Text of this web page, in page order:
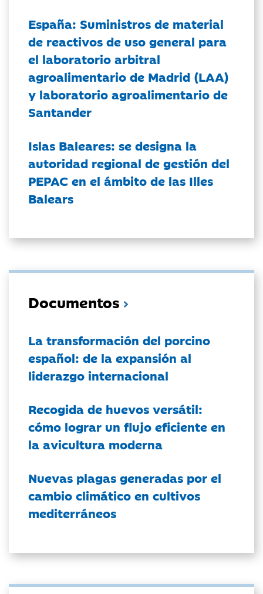
España: Suministros de material
de reactivos de uso general para
el laboratorio arbitral
agroalimentario de Madrid (LAA)
y laboratorio agroalimentario de
Santander
Islas Baleares: se designa la
autoridad regional de gestión del
PEPAC en el ámbito de las Illes
Balears
Documentos
La transformación del porcino
español: de la expansión al
liderazgo internacional
Recogida de huevos versátil:
cómo lograr un flujo eficiente en
la avicultura moderna
Nuevas plagas generadas por el
cambio climático en cultivos
mediterráneos